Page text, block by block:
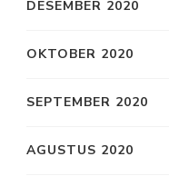
DESEMBER 2020
OKTOBER 2020
SEPTEMBER 2020
AGUSTUS 2020